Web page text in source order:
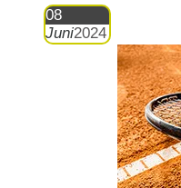
08
Juni2024